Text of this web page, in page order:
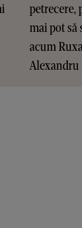
petrecere,
mai pot să
acum
Alexandru